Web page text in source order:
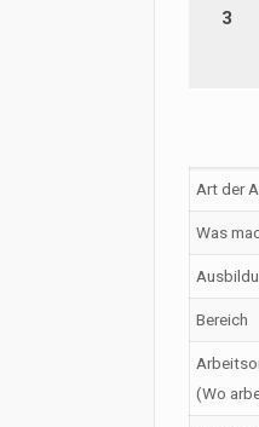
3
Art der
Was
Bereich
(Wo